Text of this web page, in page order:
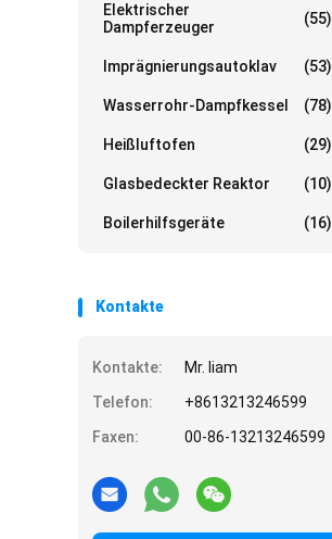
Elektrischer
Dampferzeuger
(55)
Imprägnierungsautoklav (53)
Wasserrohr-Dampfkessel (78)
Heißluftofen (29)
Glasbedeckter Reaktor (10)
Boilerhilfsgeräte (16)
Kontakte
Kontakte:
Mr. liam
Telefon:
+8613213246599
Faxen:
00-86-13213246599